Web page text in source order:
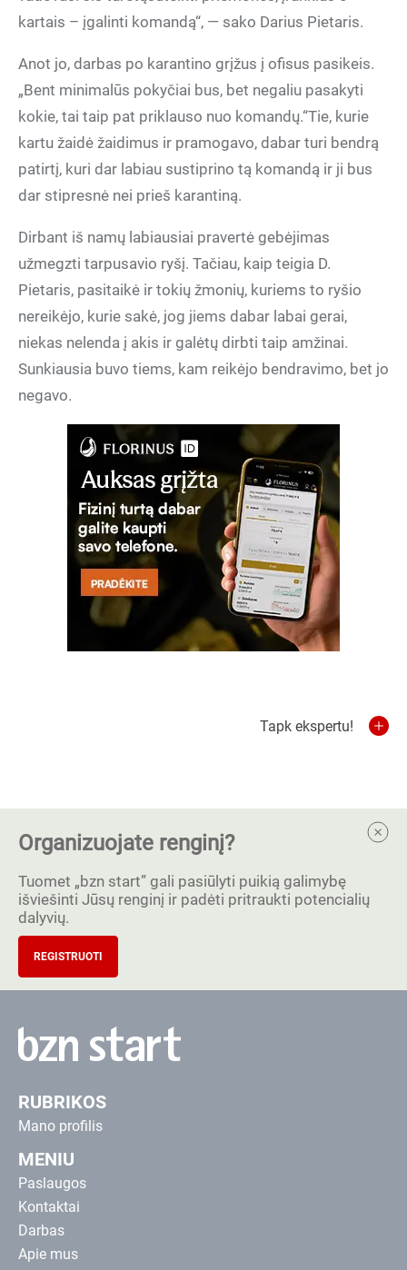
kartais – įgalinti komandą“, — sako Darius Pietaris.
Anot jo, darbas po karantino grįžus į ofisus pasikeis.
„Bent minimalūs pokyčiai bus, bet negaliu pasakyti
kokie, tai taip pat priklauso nuo komandų.“Tie, kurie
kartu žaidė žaidimus ir pramogavo, dabar turi bendrą
patirtį, kuri dar labiau sustiprino tą komandą ir ji bus
dar stipresnė nei prieš karantiną.
Dirbant iš namų labiausiai pravertė gebėjimas
užmegzti tarpusavio ryšį. Tačiau, kaip teigia D.
Pietaris, pasitaikė ir tokių žmonių, kuriems to ryšio
nereikėjo, kurie sakė, jog jiems dabar labai gerai,
niekas nelenda į akis ir galėtų dirbti taip amžinai.
Sunkiausia buvo tiems, kam reikėjo bendravimo, bet jo
negavo.
Tapk ekspertu!
Organizuojate renginį?
Tuomet „bzn start” gali pasiūlyti puikią galimybę
išviešinti Jūsų renginį ir padėti pritraukti potencialių
dalyvių.
REGISTRUOTI
RUBRIKOS
Mano profilis
MENIU
Paslaugos
Kontaktai
Darbas
Apie mus